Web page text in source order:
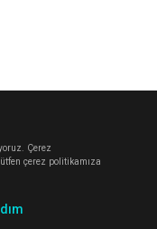
Çerez
çerez politikamıza